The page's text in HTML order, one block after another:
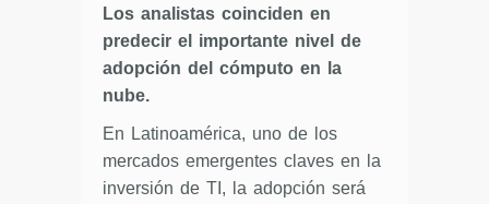
Los analistas coinciden en
predecir el importante nivel de
adopción del cómputo en la
nube.
En Latinoamérica, uno de los
mercados emergentes claves en la
inversión de TI, la adopción será